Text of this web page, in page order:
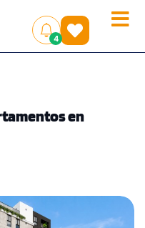
Toggle
4
()
en